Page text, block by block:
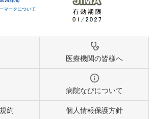
マークについて
医療機関の皆様へ
病院なびについて
約 個人情報保護方針